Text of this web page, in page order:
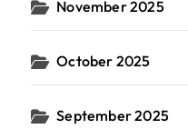
November 2025
October 2025
September 2025